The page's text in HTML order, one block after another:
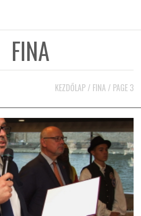
FINA
KEZDŐLAP / FINA / PAGE 3